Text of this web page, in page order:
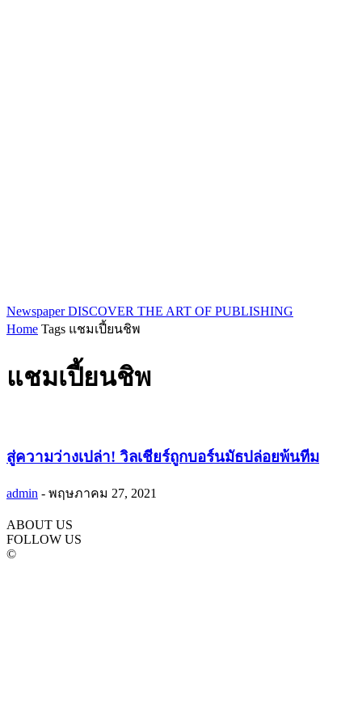
Newspaper DISCOVER THE ART OF PUBLISHING
Home Tags แชมเปี้ยนชิพ
แชมเปี้ยนชิพ
สู่ความว่างเปล่า! วิลเชียร์ถูกบอร์นมัธปล่อยพ้นทีม
admin - พฤษภาคม 27, 2021
ABOUT US
FOLLOW US
©